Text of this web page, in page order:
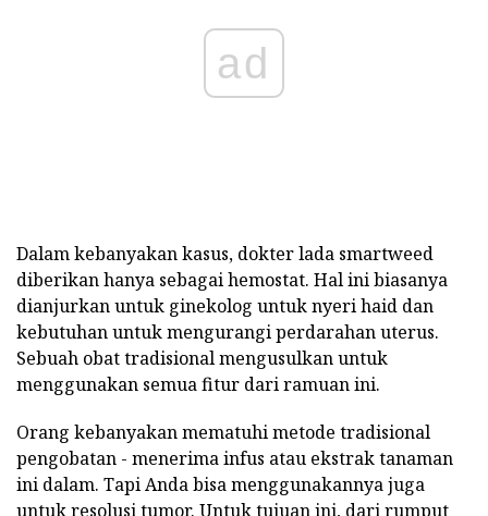
ad
Dalam kebanyakan kasus, dokter lada smartweed
diberikan hanya sebagai hemostat. Hal ini biasanya
dianjurkan untuk ginekolog untuk nyeri haid dan
kebutuhan untuk mengurangi perdarahan uterus.
Sebuah obat tradisional mengusulkan untuk
menggunakan semua fitur dari ramuan ini.
Orang kebanyakan mematuhi metode tradisional
pengobatan - menerima infus atau ekstrak tanaman
ini dalam. Tapi Anda bisa menggunakannya juga
untuk resolusi tumor. Untuk tujuan ini, dari rumput